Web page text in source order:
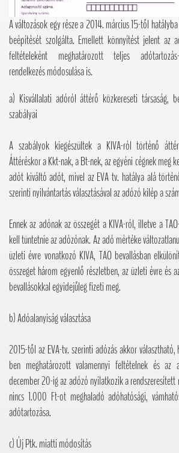
A változások egy része a 2014. március 15-től
beépítését szolgálta. Emellett könnyítést jelent az
feltételeként meghatározott teljes adótartozás-
rendelkezés módosulása is.
a) Kisvállalati adóról áttérő közkereseti társaság,
szabályai
A szabályok kiegészültek a KIVA-ról történő
Áttéréskor a Kkt-nak, a Bt-nek, az egyéni cégnek meg
adót kiváltó adót, mivel az EVA tv. hatálya alá
szerinti nyilvántartás választásával az adózó kilép a
Ennek az adónak az összegét a KIVA-ról, illetve a
kell tüntetnie az adózónak. Az adó mértéke
üzleti évre vonatkozó KIVA, TAO bevallásban
összeget három egyenlő részletben, az üzleti évre és
bevallásokkal egyidejűleg fizeti meg.
b) Adóalanyiság választása
2015-től az EVA-tv. szerinti adózás akkor
ben meghatározott valamennyi feltételnek és az
december 20-ig az adózó nyilatkozik a
nincs 1.000 Ft-ot meghaladó adóhatósági,
adótartozása.
c) Új Ptk. miatti módosítás